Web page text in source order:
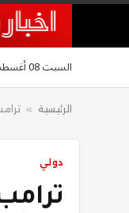
السبت 08 أغسطس 10:08 ص
الرئيسية »
دولي